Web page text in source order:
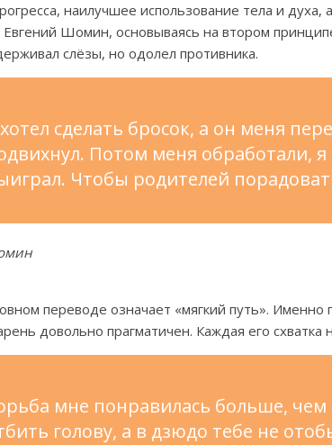
наилучшее использование тела и
Евгений Шомин, основываясь на втором
слёзы, но одолел противника.
сделать бросок, а он меня
Потом меня обработали,
Чтобы родителей
переводе означает «мягкий путь». Именно
довольно прагматичен. Каждая его
мне понравилась больше, чем
голову, а в дзюдо тебе не